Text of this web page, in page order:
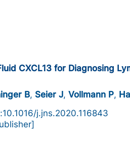
CXCL13 for Diagnosing
B, Seier J,Vollmann P,
j.jns.2020.116843